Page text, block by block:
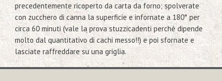
precedentemente ricoperto da carta da forno; spolverate
con zucchero di canna la superficie e infornate a 180° per
circa 60 minuti (vale la prova stuzzicadenti perchè dipende
molto dal quantitativo di cachi messo!!) e poi sfornate e
lasciate raffreddare su una griglia.